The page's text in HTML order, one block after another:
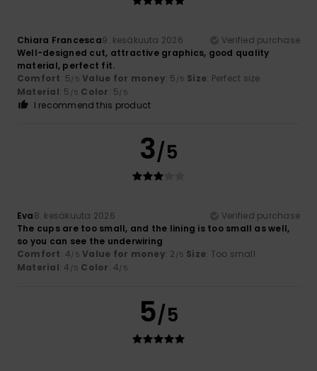
Chiara Francesca9. kesäkuuta 2026
Verified purchase
Well-designed cut, attractive graphics, good quality
material, perfect fit.
Comfort: 5/5 Value for money: 5 /5 Size: Perfect size
Material: 5 /5 Color: 5/5
I recommend this product
3/5
Eva8. kesäkuuta 2026
Verified purchase
The cups are too small, and the lining is too small as well,
so you can see the underwiring
Comfort: 4/5 Value for money: 2 /5 Size: Too small
Material: 4 /5 Color: 4/5
5/5